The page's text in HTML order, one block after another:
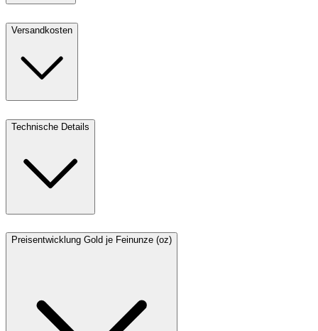
Versandkosten
Technische Details
Preisentwicklung Gold je Feinunze (oz)